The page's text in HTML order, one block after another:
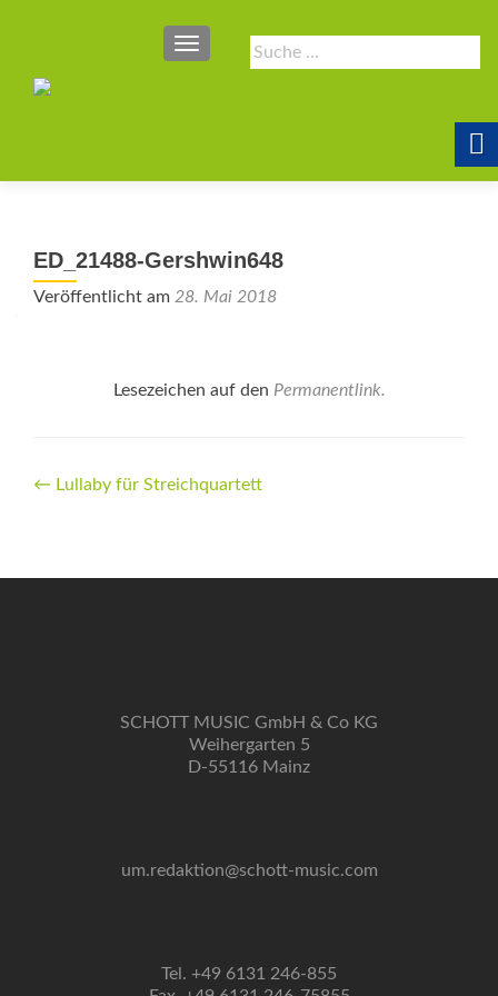
Suche
nach:
SCHALTE NAVIGATION
ED_21488-Gershwin648
Veröffentlicht am 28. Mai 2018
Lesezeichen auf den Permanentlink.
Beitrags-
← Lullaby für ­Streichquartett
SCHOTT MUSIC GmbH & Co KG
Weihergarten 5
D-55116 Mainz
um.redaktion@schott-music.com
Tel. +49 6131 246-855